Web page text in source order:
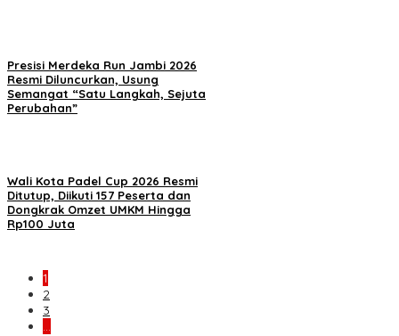
Presisi Merdeka Run Jambi 2026
Resmi Diluncurkan, Usung
Semangat “Satu Langkah, Sejuta
Perubahan”
Wali Kota Padel Cup 2026 Resmi
Ditutup, Diikuti 157 Peserta dan
Dongkrak Omzet UMKM Hingga
Rp100 Juta
1
2
3
…